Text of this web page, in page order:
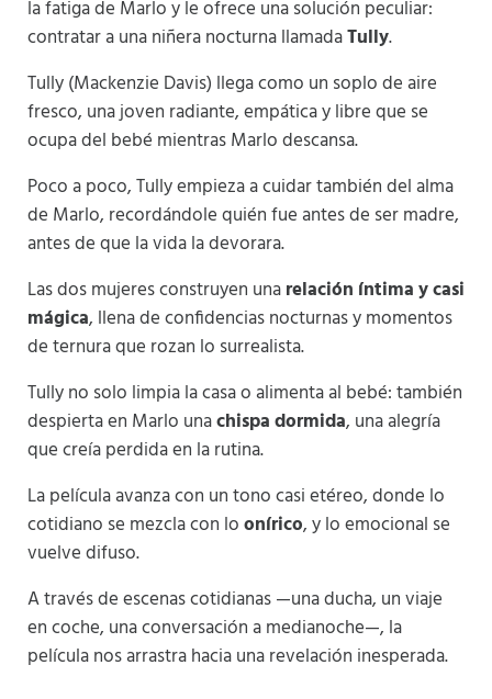
la fatiga de Marlo y le ofrece una solución peculiar:
contratar a una niñera nocturna llamadaTully.
Tully (Mackenzie Davis) llega como un soplo de aire
fresco, una joven radiante, empática y libre que se
ocupa del bebé mientras Marlo descansa.
Poco a poco, Tully empieza a cuidar también del alma
de Marlo, recordándole quién fue antes de ser madre,
antes de que la vida la devorara.
Las dos mujeres construyen unarelación íntima y casi
mágica, llena de confidencias nocturnas y momentos
de ternura que rozan lo surrealista.
Tully no solo limpia la casa o alimenta al bebé: también
despierta en Marlo unachispa dormida, una alegría
que creía perdida en la rutina.
La película avanza con un tono casi etéreo, donde lo
cotidiano se mezcla con loonírico, y lo emocional se
vuelve difuso.
A través de escenas cotidianas —una ducha, un viaje
en coche, una conversación a medianoche—, la
película nos arrastra hacia una revelación inesperada.